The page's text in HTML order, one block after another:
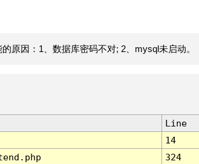
原因：1、数据库密码不对; 2、mysql未启动。
Line
14
324